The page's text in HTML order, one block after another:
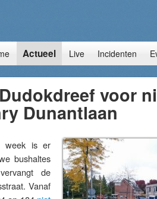
Actueel Live Incidenten
voor
Dunantlaan
week is er
bushaltes
de
Vanaf